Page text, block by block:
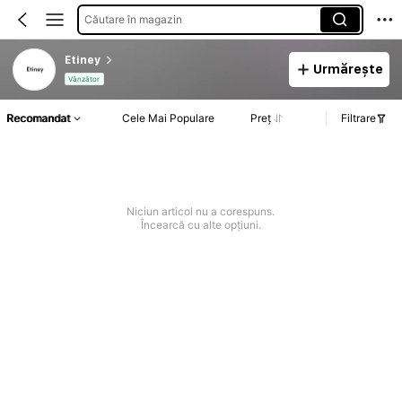
Căutare în magazin
Etiney
Vânzător
Urmărește
Recomandat Cele Mai Populare Preț Filtrare
Niciun articol nu a corespuns.
Încearcă cu alte opțiuni.